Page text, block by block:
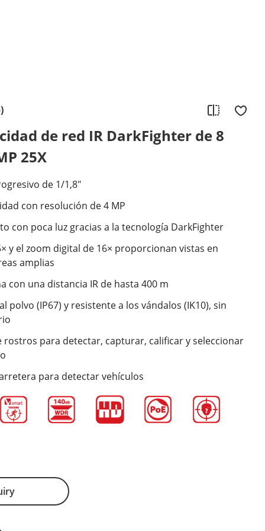
de red IR DarkFighter de 8
25X
de 1/1,8"
con resolución de 4 MP
con poca luz gracias a la tecnología DarkFighter
y el zoom digital de 16× proporcionan vistas en
amplias
con una distancia IR de hasta 400 m
polvo (IP67) y resistente a los vándalos (IK10), sin
rostros para detectar, capturar, calificar y seleccionar
para detectar vehículos